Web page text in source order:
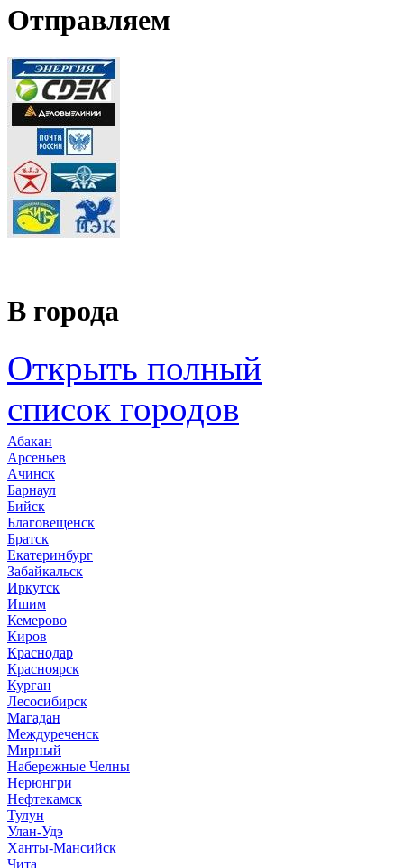
Отправляем
В города
Открыть полный
список городов
Абакан
Арсеньев
Ачинск
Барнаул
Бийск
Благовещенск
Братск
Екатеринбург
Забайкальск
Иркутск
Ишим
Кемерово
Киров
Краснодар
Красноярск
Курган
Лесосибирск
Магадан
Междуреченск
Мирный
Набережные Челны
Нерюнгри
Нефтекамск
Тулун
Улан-Удэ
Ханты-Мансийск
Чита